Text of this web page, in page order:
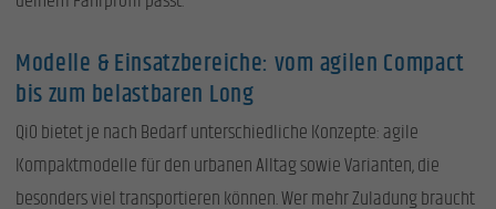
Modelle & Einsatzbereiche: vom agilen Compact
bis zum belastbaren Long
QiO bietet je nach Bedarf unterschiedliche Konzepte: agile
Kompaktmodelle für den urbanen Alltag sowie Varianten, die
besonders viel transportieren können. Wer mehr Zuladung braucht